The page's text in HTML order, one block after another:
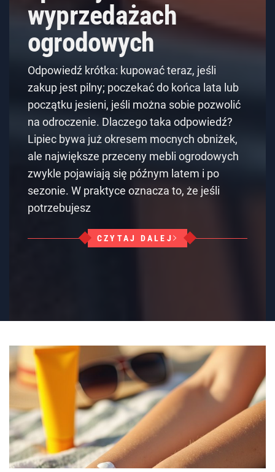
wyprzedażach
ogrodowych
Odpowiedź krótka: kupować teraz, jeśli
zakup jest pilny; poczekać do końca lata lub
początku jesieni, jeśli można sobie pozwolić
na odroczenie. Dlaczego taka odpowiedź?
Lipiec bywa już okresem mocnych obniżek,
ale największe przeceny mebli ogrodowych
zwykle pojawiają się późnym latem i po
sezonie. W praktyce oznacza to, że jeśli
potrzebujesz
CZYTAJ DALEJ